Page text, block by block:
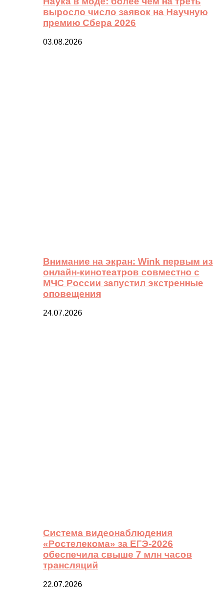
выросло число заявок на Научную
премию Сбера 2026
03.08.2026
Внимание на экран: Wink первым из
онлайн-кинотеатров совместно с
МЧС России запустил экстренные
оповещения
24.07.2026
Система видеонаблюдения
«Ростелекома» за ЕГЭ-2026
обеспечила свыше 7 млн часов
трансляций
22.07.2026